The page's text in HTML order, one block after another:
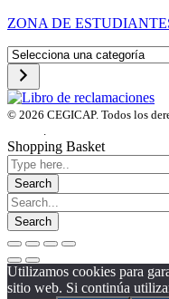
ZONA DE
Selecciona
una
categoría
© 2026 CEGICAP. Todos los
.
Shopping Basket
Utilizamos cookies para
sitio web. Si continúa